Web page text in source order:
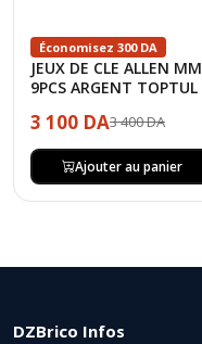
Économisez 300 DA
JEUX DE CLE ALLEN MM
9PCS ARGENT TOPTUL
3 100 DA3 400 DA
Ajouter au panier
DZBrico Infos